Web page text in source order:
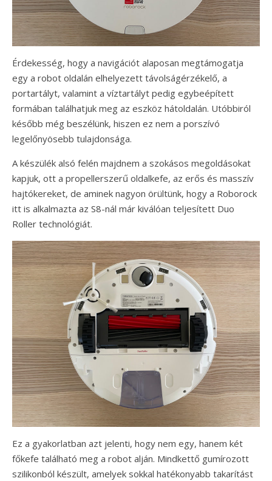
Érdekesség, hogy a navigációt alaposan megtámogatja
egy a robot oldalán elhelyezett távolságérzékelő, a
portartályt, valamint a víztartályt pedig egybeépített
formában találhatjuk meg az eszköz hátoldalán. Utóbbiról
később még beszélünk, hiszen ez nem a porszívó
legelőnyösebb tulajdonsága.
A készülék alsó felén majdnem a szokásos megoldásokat
kapjuk, ott a propellerszerű oldalkefe, az erős és masszív
hajtókereket, de aminek nagyon örültünk, hogy a Roborock
itt is alkalmazta az S8-nál már kiválóan teljesített Duo
Roller technológiát.
Ez a gyakorlatban azt jelenti, hogy nem egy, hanem két
főkefe található meg a robot alján. Mindkettő gumírozott
szilikonból készült, amelyek sokkal hatékonyabb takarítást